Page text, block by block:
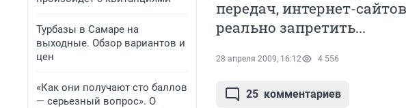
Турбазы в Самаре на
выходные. Обзор вариантов и
цен
«Как они получают сто баллов
— серьезный вопрос». О
передач, интернет-
реально запретить...
28 апреля 2009, 16:12 4 556
25 комментариев